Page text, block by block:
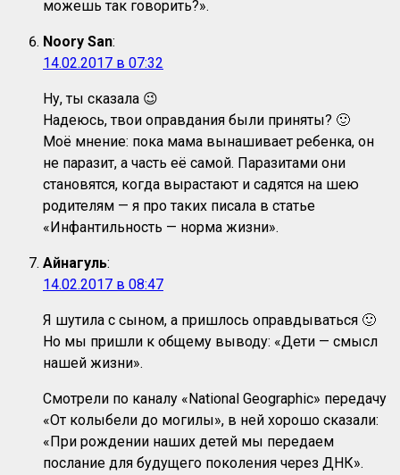
можешь так говорить?».
Noory San:
14.02.2017 в 07:32
Ну, ты сказала 😉
Надеюсь, твои оправдания были приняты? 🙂
Моё мнение: пока мама вынашивает ребенка, он
не паразит, а часть её самой. Паразитами они
становятся, когда вырастают и садятся на шею
родителям — я про таких писала в статье
«Инфантильность — норма жизни».
Айнагуль:
14.02.2017 в 08:47
Я шутила с сыном, а пришлось оправдываться 🙂
Но мы пришли к общему выводу: «Дети — смысл
нашей жизни».
Смотрели по каналу «National Geographic» передачу
«От колыбели до могилы», в ней хорошо сказали:
«При рождении наших детей мы передаем
послание для будущего поколения через ДНК».